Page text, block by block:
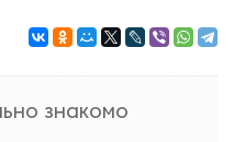
знакомо